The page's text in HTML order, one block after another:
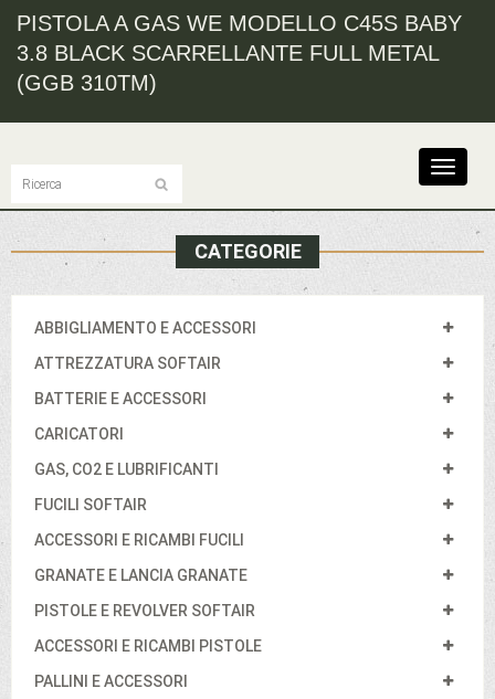
PISTOLA A GAS WE MODELLO C45S BABY
3.8 BLACK SCARRELLANTE FULL METAL
(GGB 310TM)
Toggle
CATEGORIE
ABBIGLIAMENTO E ACCESSORI
ATTREZZATURA SOFTAIR
BATTERIE E ACCESSORI
CARICATORI
GAS, CO2 E LUBRIFICANTI
FUCILI SOFTAIR
ACCESSORI E RICAMBI FUCILI
GRANATE E LANCIA GRANATE
PISTOLE E REVOLVER SOFTAIR
ACCESSORI E RICAMBI PISTOLE
PALLINI E ACCESSORI